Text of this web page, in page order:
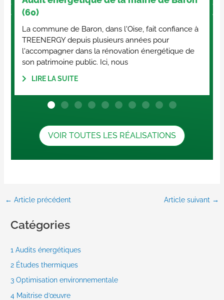
fait confiance à
pour
énergétique de
Réalisation d’une étude de charges
déperditions thermiques) d'une salle
pour le dimensionnement optimal des
équipements.
VOIR TOUTES LES RÉALISATIONS
← Article précédent Article suivant →
Catégories
1 Audits énergétiques
2 Études thermiques
3 Optimisation environnementale
4 Maitrise d’œuvre